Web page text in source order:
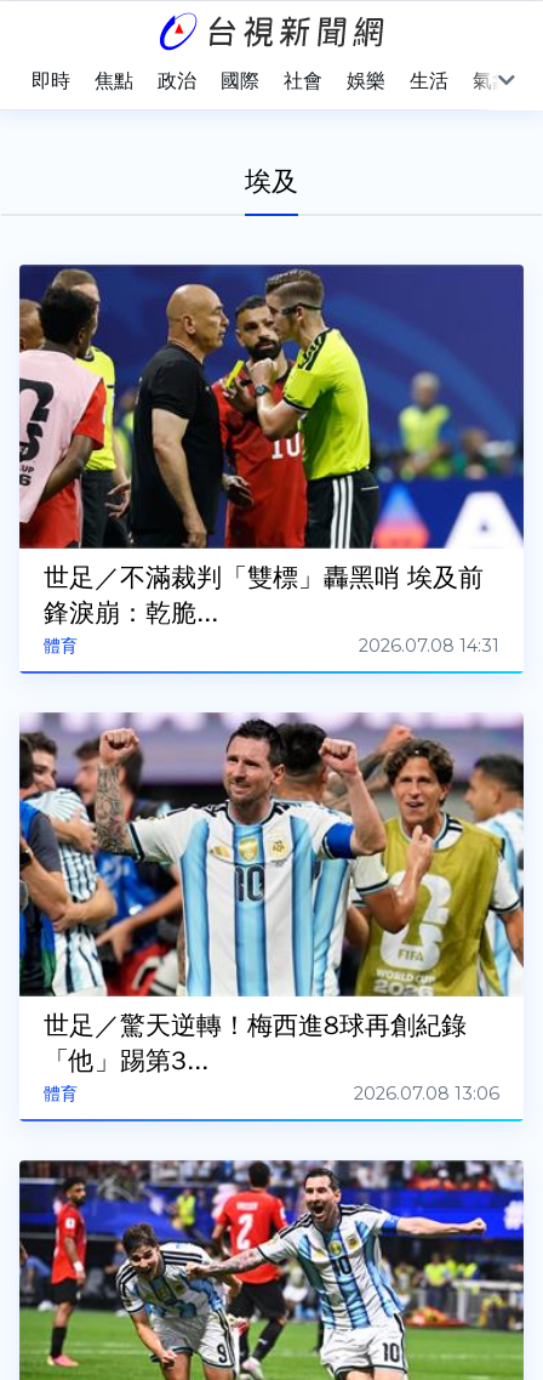
即時 焦點 政治 國際 社會 娛樂 生活 氣象
埃及
體育
世足／不滿裁判「雙標」轟黑哨 埃及前
鋒淚崩：乾脆...
2026.07.08 14:31
體育
世足／驚天逆轉！梅西進8球再創紀錄
「他」踢第3...
2026.07.08 13:06